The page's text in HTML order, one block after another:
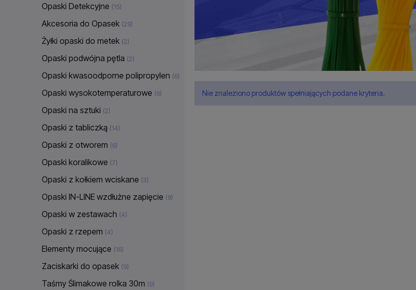
Opaski Detekcyjne (15)
Akcesoria do Opasek (29)
Żyłki opaski do metek (2)
Opaski podwójna pętla (2)
Opaski kwasoodporne polipropylen (6)
Opaski wysokotemperaturowe (6)
Opaski na sztuki (2)
Opaski z tabliczką (14)
Opaski z otworem (6)
Opaski koralikowe (7)
Opaski z kołkiem wciskane (3)
Opaski IN-LINE wzdłużne zapięcie (9)
Opaski w zestawach (4)
Opaski z rzepem (4)
Elementy mocujące (16)
Zaciskarki do opasek (9)
Taśmy Ślimakowe rolka 30m (9)
Nie znaleziono produktów spełniających podane kryteria.